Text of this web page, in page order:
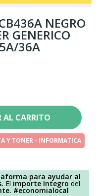
NEGRO
GENERICO
36A
AL CARRITO
Y TONER - INFORMATICA
para ayudar al
El importe íntegro del
#economialocal